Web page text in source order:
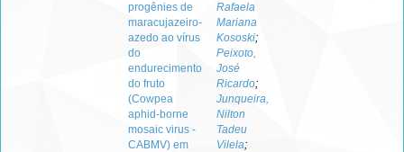
progênies de
maracujazeiro-
azedo ao vírus
do
endurecimento
do fruto
(Cowpea
aphid-borne
mosaic virus -
CABMV) em
Rafaela
Mariana
Kososki;
Peixoto,
José
Ricardo;
Junqueira,
Nilton
Tadeu
Vilela;